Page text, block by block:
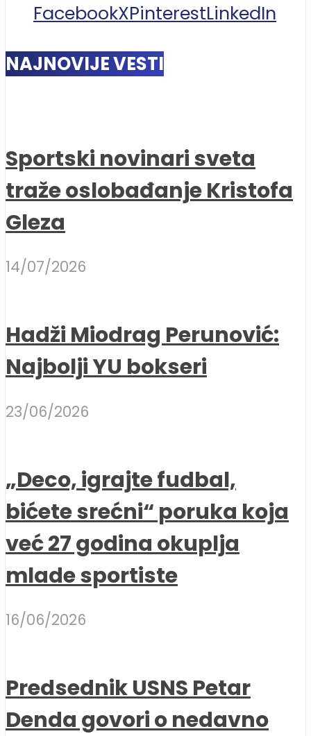
FacebookXPinterestLinkedIn
NAJNOVIJE VESTI
Sportski novinari sveta
traže oslobađanje Kristofa
Gleza
14/07/2026
Hadži Miodrag Perunović:
Najbolji YU bokseri
23/06/2026
„Deco, igrajte fudbal,
bićete srećni“ poruka koja
već 27 godina okuplja
mlade sportiste
16/06/2026
Predsednik USNS Petar
Denda govori o nedavno